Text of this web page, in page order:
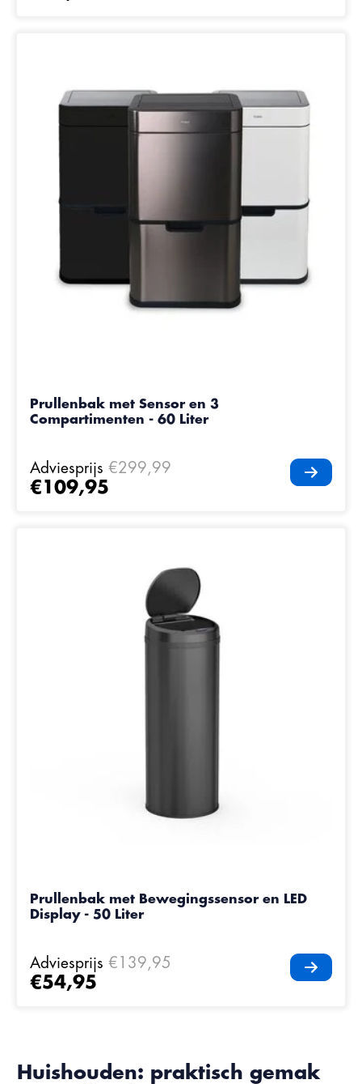
Prullenbak met Sensor en 3
Compartimenten - 60 Liter
Adviesprijs €299,99
€109,95
Prullenbak met Bewegingssensor en LED
Display - 50 Liter
Adviesprijs €139,95
€54,95
Huishouden: praktisch gemak